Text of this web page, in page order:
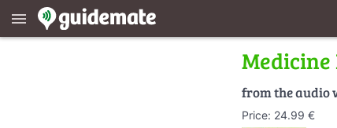
menu
Medicine
from the audio
Price: 24.99 €